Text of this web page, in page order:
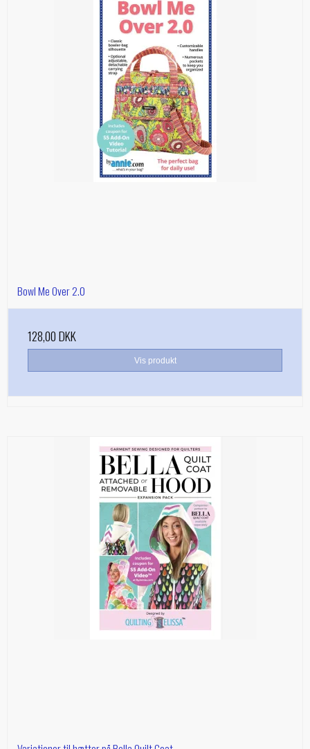
Bowl Me Over 2.0
128,00 DKK
Vis produkt